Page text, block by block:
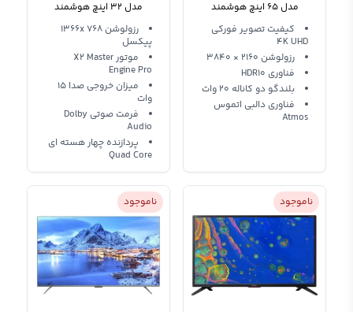
مدل 65 اینچ هوشمند
فورکی بلوتوث
کیفیت تصویر فورکی
4K UHD
رزولوشن 2160 × 3840
فناوری HDR10
بلندگو دو کاناله 20 وات
فناوری دالبی اتموس
Atmos
مدل 32 اینچ هوشمند
رزولوشن 1366x 768
پیکسل
موتور X2 Master
Engine Pro
میزان خروجی صدا 15
وات
فرمت صوتی Dolby
Audio
پردازنده چهار هسته ای
Quad Core
ناموجود ناموجود